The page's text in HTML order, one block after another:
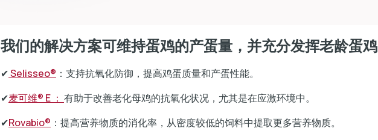
我们的解决方案可维持蛋鸡的产蛋量，并充分发挥老龄蛋鸡
✔Selisseo® ：支持抗氧化防御，提高鸡蛋质量和产蛋性能。
✔麦可维® E ： 有助于改善老化母鸡的抗氧化状况，尤其是在应激环境中。
✔Rovabio® ：提高营养物质的消化率，从密度较低的饲料中提取更多营养物质。